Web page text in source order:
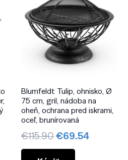
Blumfeldt Tulip, ohnisko, Ø
75 cm, gril, nádoba na
oheň, ochrana pred iskrami,
oceľ, brunírovaná
€115.90Pôvodná
cena
€69.54